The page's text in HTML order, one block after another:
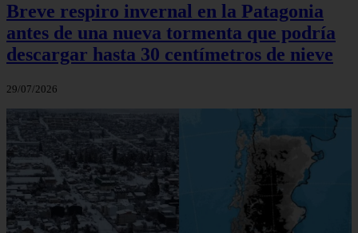
Breve respiro invernal en la Patagonia
antes de una nueva tormenta que podría
descargar hasta 30 centímetros de nieve
29/07/2026